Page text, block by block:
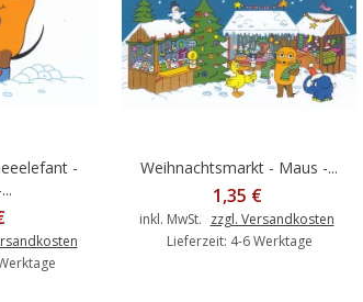
-
In den Warenkorb
Weihnachtsmarkt - Maus -...
1,35 €
inkl. MwSt. zzgl. Versandkosten
Lieferzeit: 4-6 Werktage